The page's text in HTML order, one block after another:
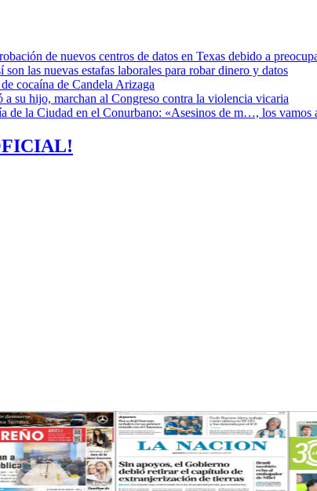
de nuevos centros de datos en Texas debido a
las nuevas estafas laborales para robar dinero y datos
cocaína de Candela Arizaga
a su hijo, marchan al Congreso contra la violencia vicaria
de la Ciudad en el Conurbano: «Asesinos de m…, los vamos